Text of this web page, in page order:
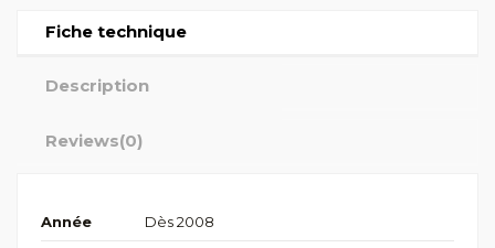
Fiche technique
Description
Reviews(0)
Année Dès 2008